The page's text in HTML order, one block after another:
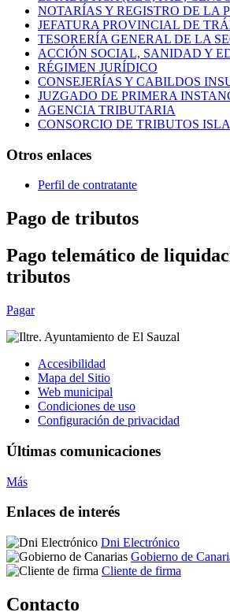
NOTARÍAS Y REGISTRO DE LA
JEFATURA PROVINCIAL DE
TESORERÍA GENERAL DE LA
ACCIÓN SOCIAL, SANIDAD Y
RÉGIMEN JURÍDICO
CONSEJERÍAS Y CABILDOS
JUZGADO DE PRIMERA
AGENCIA TRIBUTARIA
CONSORCIO DE TRIBUTOS
Otros enlaces
Perfil de contratante
Pago de tributos
Pago telemático de
tributos
Pagar
Accesibilidad
Mapa del Sitio
Web municipal
Condiciones de uso
Configuración de privacidad
Últimas comunicaciones
Más
Enlaces de interés
Dni Electrónico
Gobierno de
Cliente de firma
Contacto